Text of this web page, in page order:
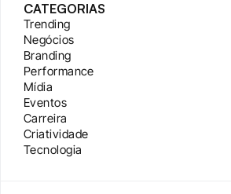
CATEGORIAS
Trending
Negócios
Branding
Performance
Mídia
Eventos
Carreira
Criatividade
Tecnologia